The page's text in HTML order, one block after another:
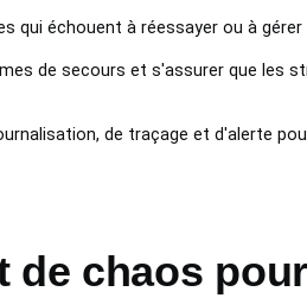
qui échouent à réessayer ou à
de secours et s'assurer que les
de traçage et d'alerte
chaos